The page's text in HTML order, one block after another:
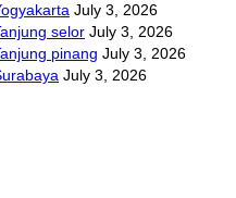
July 3, 2026
selor July 3, 2026
pinang July 3, 2026
July 3, 2026